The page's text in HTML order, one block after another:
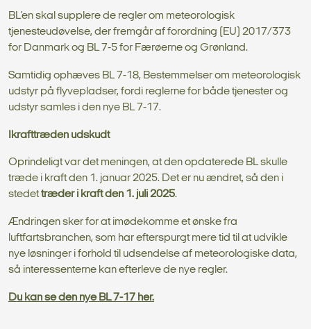
BL’en skal supplere de regler om meteorologisk
tjenesteudøvelse, der fremgår af forordning (EU) 2017/373
for Danmark og BL 7-5 for Færøerne og Grønland.
Samtidig ophæves BL 7-18, Bestemmelser om meteorologisk
udstyr på flyvepladser, fordi reglerne for både tjenester og
udstyr samles i den nye BL 7-17.
Ikrafttræden udskudt
Oprindeligt var det meningen, at den opdaterede BL skulle
træde i kraft den 1. januar 2025. Det er nu ændret, så den i
stedettræder i kraft den 1. juli 2025.
Ændringen sker for at imødekomme et ønske fra
luftfartsbranchen, som har efterspurgt mere tid til at udvikle
nye løsninger i forhold til udsendelse af meteorologiske data,
så interessenterne kan efterleve de nye regler.
Du kan se den nye BL 7-17 her.